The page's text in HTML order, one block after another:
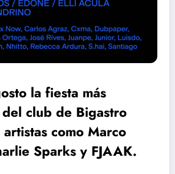
la fiesta más
club de Bigastro
como Marco
Sparks y FJAAK.